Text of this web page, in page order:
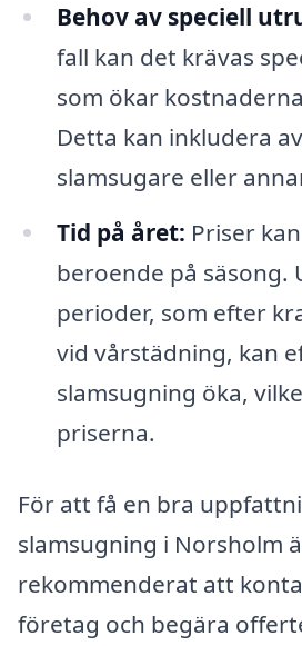
Behov av speciell
fall kan det krävas
som ökar
Detta kan inkludera
slamsugare eller
Tid på året: Priser
beroende på säsong.
perioder, som efter
vid vårstädning, kan
slamsugning öka,
priserna.
För att få en bra
slamsugning i Norsholm
rekommenderat att
företag och begära